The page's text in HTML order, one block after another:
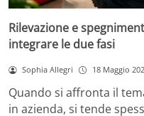
Rilevazione e
integrare le due fasi
Sophia Allegri 18 Maggio
Quando si affronta il
in azienda, si tende